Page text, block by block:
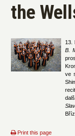
the
13.
B.
ve
Print this page